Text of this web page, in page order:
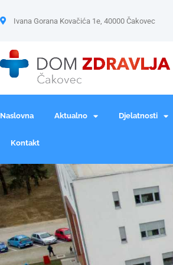
Ivana Gorana Kovačića 1e, 40000 Čakovec
Naslovna Aktualno Djelatnosti
Kontakt